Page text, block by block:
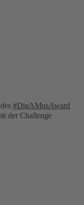
#DigAMusAward
der Challenge